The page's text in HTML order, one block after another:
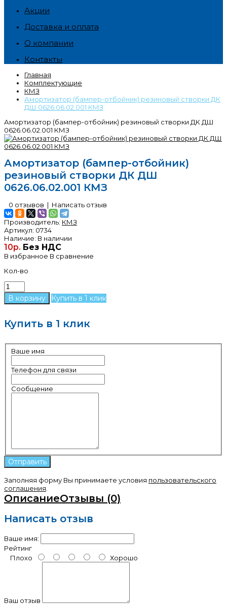
Акции
Доставка и оплата
О компании
Контакты
Главная
Комплектующие
КМЗ
Амортизатор (бампер-отбойник) резиновый створки ДК
ДШ 0626.06.02.001 КМЗ
Амортизатор (бампер-отбойник) резиновый створки ДК ДШ
0626.06.02.001 КМЗ
Амортизатор (бампер-отбойник)
резиновый створки ДК ДШ
0626.06.02.001 КМЗ
0 отзывов | Написать отзыв
Производитель: КМЗ
Артикул: 0734
Наличие: В наличии
10р. Без НДС
В избранное В сравнение
Кол-во
Купить в 1 клик
Купить в 1 клик
Ваше имя
Телефон для связи
Сообщение
Заполняя форму Вы принимаете условия пользовательского
соглашения
ОписаниеОтзывы (0)
Написать отзыв
Ваше имя:
Рейтинг
Плохо
Хорошо
Ваш отзыв